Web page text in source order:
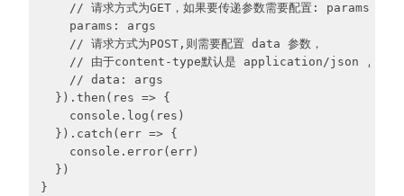
// 请求方式为GET，如果要传递参数需要配置: params 参数
    params: args
    // 请求方式为POST,则需要配置 data 参数，
// 由于content-type默认是 application/json ,则后端
    // data: args
  }).then(res => {
    console.log(res)
  }).catch(err => {
    console.error(err)
  })
}